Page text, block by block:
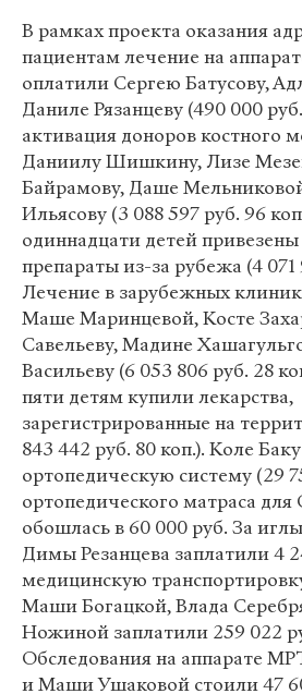
В рамках проекта оказания
пациентам лечение на
оплатили Сергею Батусову,
Даниле Рязанцеву (490 000
активация доноров костного
Даниилу Шишкину, Лизе
Байрамову, Даше
Ильясову (3 088 597 руб. 96
одиннадцати детей
препараты из-за рубежа (4 071
Лечение в зарубежных
Маше Маринцевой, Косте
Савельеву, Мадине
Васильеву (6 053 806 руб. 28
пяти детям купили лекарства,
зарегистрированные на
843 442 руб. 80 коп.). Коле
ортопедическую систему (29
ортопедического матраса
обошлась в 60 000 руб. За
Димы Резанцева заплатили 4
медицинскую
Маши Богацкой, Влада
Ножиной заплатили 259 022
Обследования на аппарате
и Маши Ушаковой стоили 47